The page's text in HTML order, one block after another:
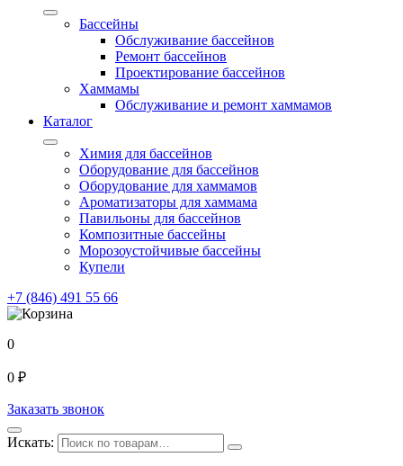
Бассейны
Обслуживание бассейнов
Ремонт бассейнов
Проектирование бассейнов
Хаммамы
Обслуживание и ремонт хаммамов
Каталог
Химия для бассейнов
Оборудование для бассейнов
Оборудование для хаммамов
Ароматизаторы для хаммама
Павильоны для бассейнов
Композитные бассейны
Морозоустойчивые бассейны
Купели
+7 (846) 491 55 66
0
0 ₽
Заказать звонок
Искать: